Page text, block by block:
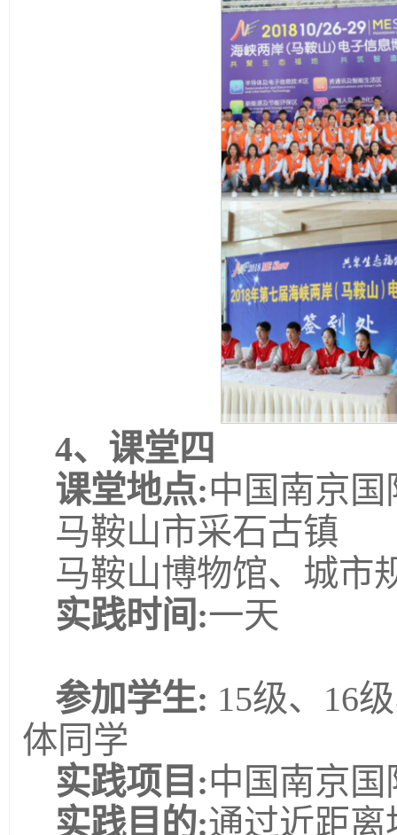
4、 课堂四
课堂地点:中国南京
马鞍山市采石古镇
马鞍山博物馆、城市
实践时间:一天
参加学生: 15级、16
体同学
实践项目:中国南京
实践目的:通过近距